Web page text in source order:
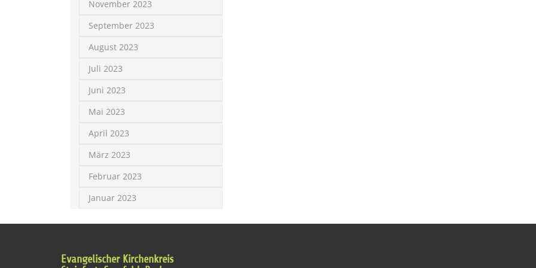
November 2023
September 2023
August 2023
Juli 2023
Juni 2023
Mai 2023
April 2023
März 2023
Februar 2023
Januar 2023
Evangelischer Kirchenkreis